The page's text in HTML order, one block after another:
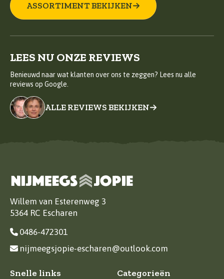
ASSORTIMENT BEKIJKEN
LEES NU ONZE REVIEWS
Benieuwd naar wat klanten over ons te zeggen? Lees nu alle
reviews op Google.
ALLE REVIEWS BEKIJKEN
Willem van Esterenweg 3
5364 RC Escharen
0486-472301
nijmeegsjopie-escharen@outlook.com
Snelle links Categorieën